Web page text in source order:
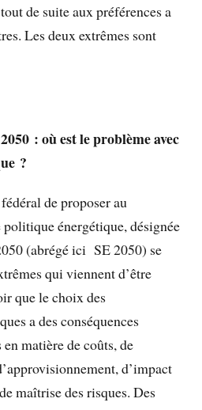
de suite aux préférences a
Les deux extrêmes sont
: où est le problème avec
?
de proposer au
énergétique, désignée
(abrégé ici SE 2050) se
qui viennent d’être
que le choix des
a des conséquences
matière de coûts, de
d’impact
maîtrise des risques. Des